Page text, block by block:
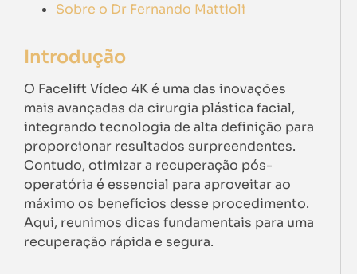
Sobre o Dr Fernando Mattioli
Introdução
O Facelift Vídeo 4K é uma das inovações
mais avançadas da cirurgia plástica facial,
integrando tecnologia de alta definição para
proporcionar resultados surpreendentes.
Contudo, otimizar a recuperação pós-
operatória é essencial para aproveitar ao
máximo os benefícios desse procedimento.
Aqui, reunimos dicas fundamentais para uma
recuperação rápida e segura.